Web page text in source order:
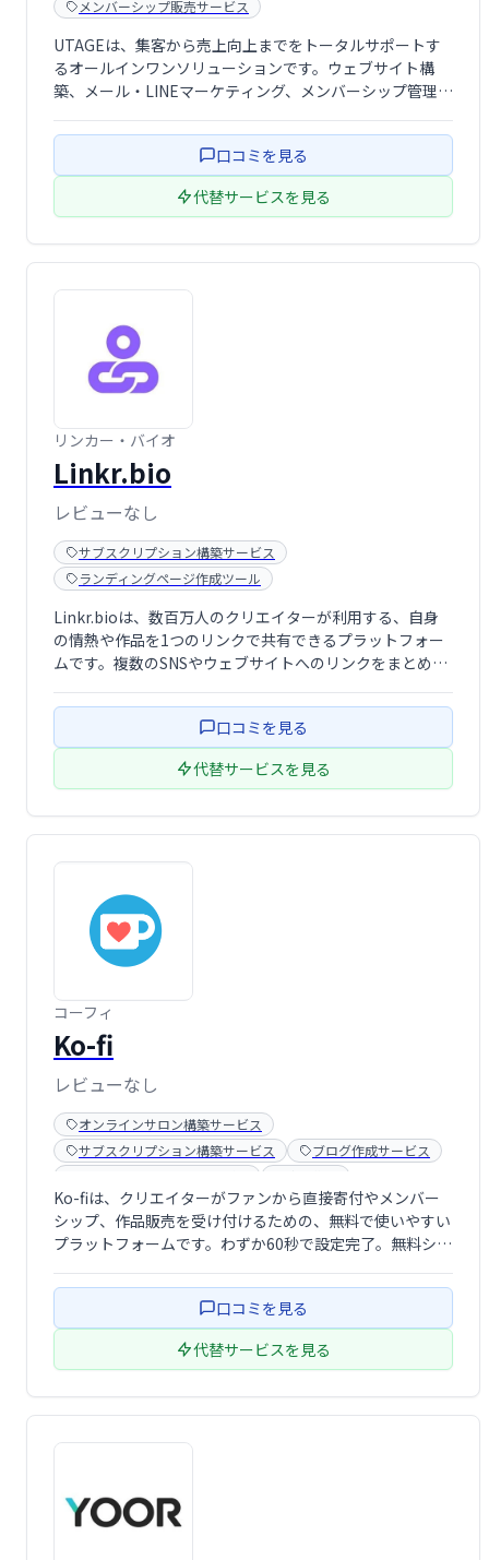
メンバーシップ販売サービス
UTAGEは、集客から売上向上までをトータルサポートす
るオールインワンソリューションです。ウェブサイト構
築、メール・LINEマーケティング、メンバーシップ管理、
要な機能を網羅。煩雑な作業を効率化し、売上アップを実
現します。集客や売上向上でお悩みの事 …
口コミを見る
代替サービスを見る
リンカー・バイオ
Linkr.bio
レビューなし
サブスクリプション構築サービス
ランディングページ作成ツール
Linkr.bioは、数百万人のクリエイターが利用する、自身
の情熱や作品を1つのリンクで共有できるプラットフォー
ムです。複数のSNSやウェブサイトへのリンクをまとめて
クセス可能なプロフィールで、ファンとのエンゲージメン
トを向上させましょう。口コミを見る
代替サービスを見る
コーフィ
Ko-fi
レビューなし
オンラインサロン構築サービス
サブスクリプション構築サービス
ブログ作成サービス
Ko-fiは、クリエイターがファンから直接寄付やメンバー
シップ、作品販売を受け付けるための、無料で使いやすい
プラットフォームです。わずか60秒で設定完了。無料ショ
て、安定した収入源を構築できます。クリエイター活動を
支援し、ファンとより深くつながるため …
口コミを見る
代替サービスを見る